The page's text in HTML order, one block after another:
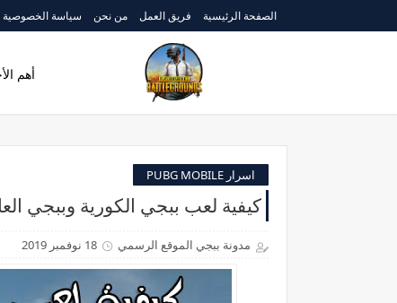
الصفحة الرئيسية فريق العمل من نحن سياسة الخصوصية
أهم
اسرار PUBG MOBILE
كيفية لعب ببجي الكورية وببجي
مدونة ببجي الموقع الرسمي 18 نوفمبر 2019